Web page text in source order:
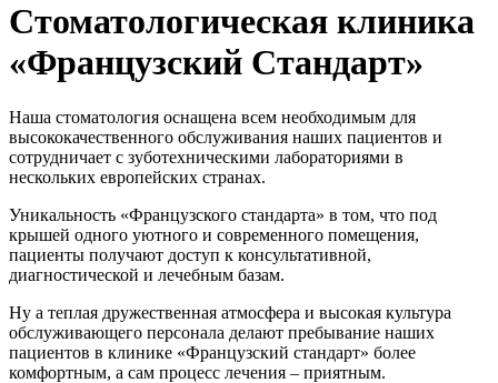
Стоматологическая клиника
«Французский Стандарт»
Наша стоматология оснащена всем необходимым для
высококачественного обслуживания наших пациентов и
сотрудничает с зуботехническими лабораториями в
нескольких европейских странах.
Уникальность «Французского стандарта» в том, что под
крышей одного уютного и современного помещения,
пациенты получают доступ к консультативной,
диагностической и лечебным базам.
Ну а теплая дружественная атмосфера и высокая культура
обслуживающего персонала делают пребывание наших
пациентов в клинике «Французский стандарт» более
комфортным, а сам процесс лечения – приятным.